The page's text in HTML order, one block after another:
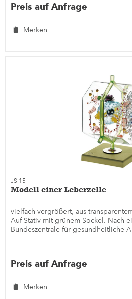
Preis auf Anfrage
Merken
JS 15
Modell einer Leberzelle
vielfach vergrößert, aus
Auf Stativ mit grünem Sockel. Nach
Bundeszentrale für gesundheitliche
Preis auf Anfrage
Merken